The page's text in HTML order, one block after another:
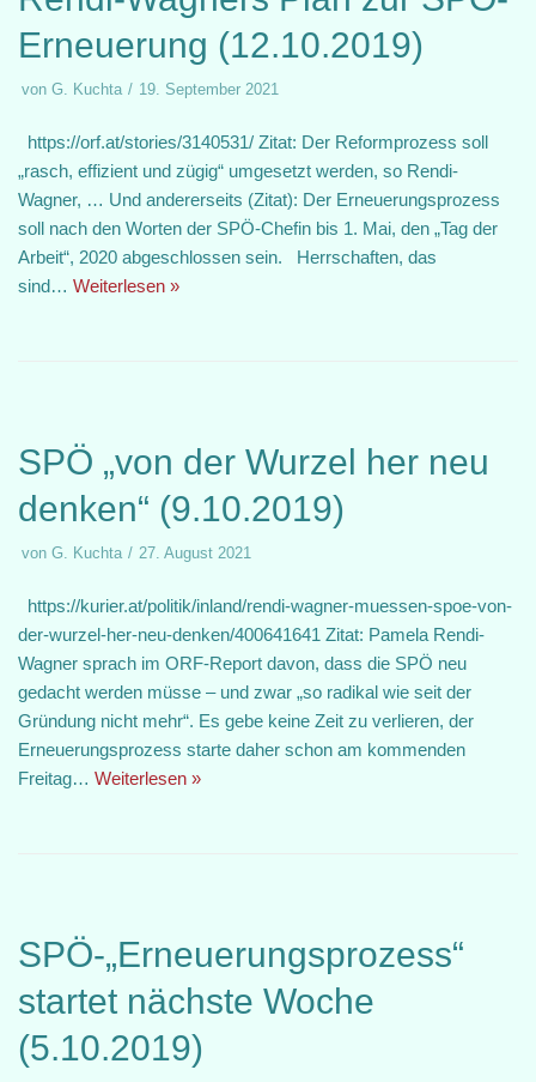
Erneuerung (12.10.2019)
von G. Kuchta 19. September 2021
https://orf.at/stories/3140531/ Zitat: Der Reformprozess soll
„rasch, effizient und zügig“ umgesetzt werden, so Rendi-
Wagner, … Und andererseits (Zitat): Der Erneuerungsprozess
soll nach den Worten der SPÖ-Chefin bis 1. Mai, den „Tag der
Arbeit“, 2020 abgeschlossen sein. Herrschaften, das
sind… Weiterlesen »
SPÖ „von der Wurzel her neu
denken“ (9.10.2019)
von G. Kuchta 27. August 2021
https://kurier.at/politik/inland/rendi-wagner-muessen-spoe-von-
der-wurzel-her-neu-denken/400641641 Zitat: Pamela Rendi-
Wagner sprach im ORF-Report davon, dass die SPÖ neu
gedacht werden müsse – und zwar „so radikal wie seit der
Gründung nicht mehr“. Es gebe keine Zeit zu verlieren, der
Erneuerungsprozess starte daher schon am kommenden
Freitag… Weiterlesen »
SPÖ-„Erneuerungsprozess“
startet nächste Woche
(5.10.2019)